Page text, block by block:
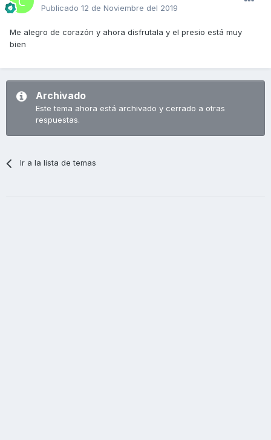
Publicado 12 de Noviembre del 2019
Me alegro de corazón y ahora disfrutala y el presio está muy
bien
Archivado
Este tema ahora está archivado y cerrado a otras
respuestas.
Ir a la lista de temas